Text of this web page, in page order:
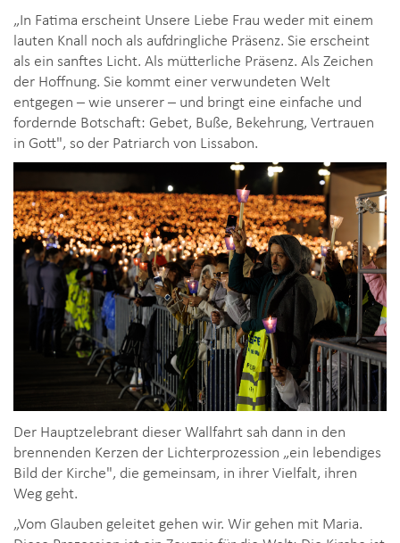
„In Fatima erscheint Unsere Liebe Frau weder mit einem
lauten Knall noch als aufdringliche Präsenz. Sie erscheint
als ein sanftes Licht. Als mütterliche Präsenz. Als Zeichen
der Hoffnung. Sie kommt einer verwundeten Welt
entgegen – wie unserer – und bringt eine einfache und
fordernde Botschaft: Gebet, Buße, Bekehrung, Vertrauen
in Gott", so der Patriarch von Lissabon.
Der Hauptzelebrant dieser Wallfahrt sah dann in den
brennenden Kerzen der Lichterprozession „ein lebendiges
Bild der Kirche", die gemeinsam, in ihrer Vielfalt, ihren
Weg geht.
„Vom Glauben geleitet gehen wir. Wir gehen mit Maria.